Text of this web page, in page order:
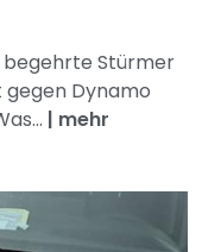
begehrte Stürmer
gegen Dynamo
| mehr